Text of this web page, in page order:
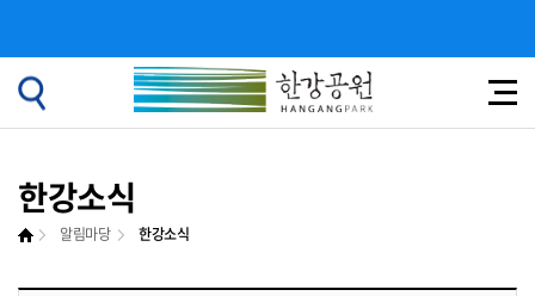
한강소식
알림마당 한강소식